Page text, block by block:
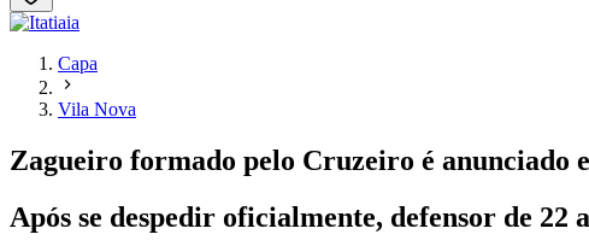
Capa
Vila Nova
Zagueiro formado pelo Cruzeiro é anunciado
Após se despedir oficialmente, defensor de 22